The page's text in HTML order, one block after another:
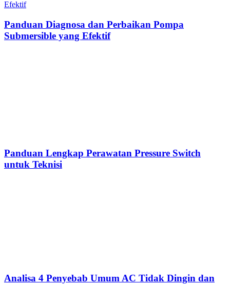
Panduan Diagnosa dan Perbaikan Pompa
Submersible yang Efektif
Panduan Lengkap Perawatan Pressure Switch
untuk Teknisi
Analisa 4 Penyebab Umum AC Tidak Dingin dan